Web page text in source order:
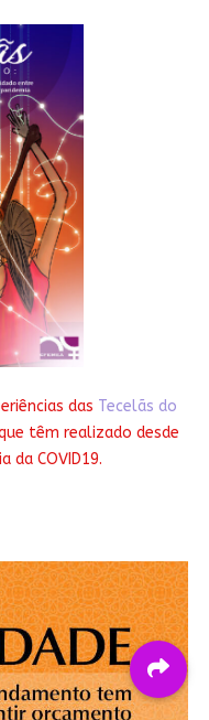
das Tecelãs do
têm realizado desde
da COVID19.